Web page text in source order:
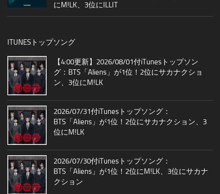
にM!LK、3位にILLIT
ITUNESトップソング
【4:00更新】2026/08/01付iTunesトップソン
グ：BTS「Aliens」が1位！2位にサカナクショ
ン、3位にM!LK
2026/07/31付iTunesトップソング：
BTS「Aliens」が1位！2位にサカナクション、3
位にM!LK
2026/07/30付iTunesトップソング：
BTS「Aliens」が1位！2位にM!LK、3位にサカナ
クション